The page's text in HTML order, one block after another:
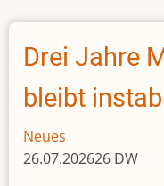
morgen
NGO-
Selbsthilfe
Drei Jahre
bleibt
Neues
26.07.202626 DW